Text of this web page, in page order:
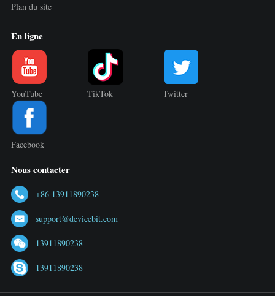
Plan du site
En ligne
YouTube TikTok Twitter
Facebook
Nous contacter
+86 13911890238
support@devicebit.com
13911890238
13911890238